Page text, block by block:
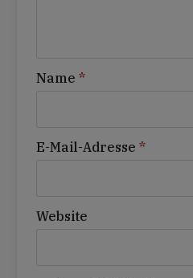
Name *
E-Mail-Adresse *
Website